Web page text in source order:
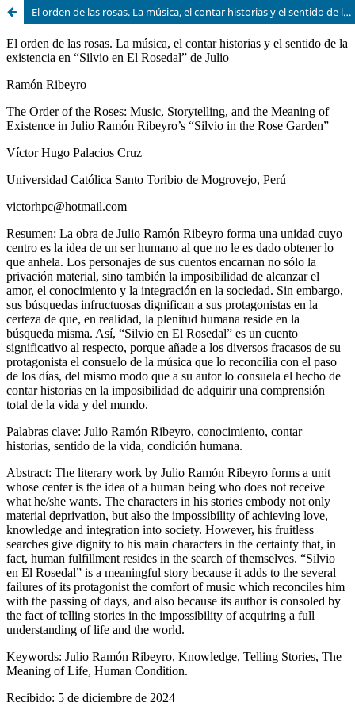
El orden de las rosas. La música, el contar historias y el sentido de la existencia en “Silvio en El Rosedal” de Julio Ramón Ribeyro